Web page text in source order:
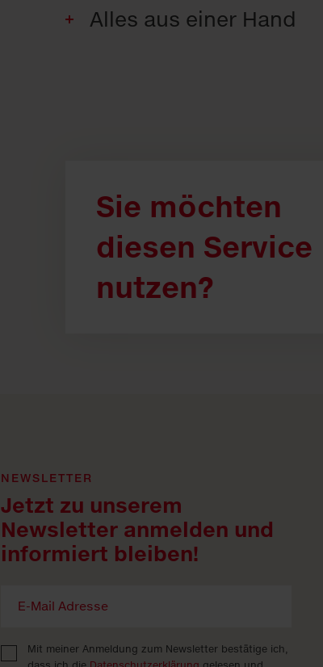
Alles aus einer Hand
Sie möchten
diesen Service
nutzen?
NEWSLETTER
Jetzt zu unserem
Newsletter anmelden und
informiert bleiben!
Mit meiner Anmeldung zum Newsletter bestätige ich,